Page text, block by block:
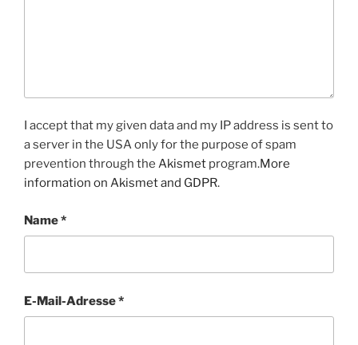
I accept that my given data and my IP address is sent to
a server in the USA only for the purpose of spam
prevention through the Akismet program.More
information on Akismet and GDPR.
Name*
E-Mail-Adresse*